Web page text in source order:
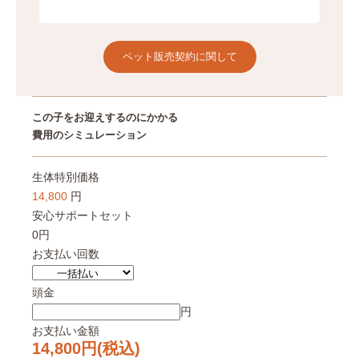
ペット販売契約に関して
この子をお迎えするのにかかる
費用のシミュレーション
生体特別価格
14,800 円
安心サポートセット
0円
お支払い回数
頭金
円
お支払い金額
14,800円(税込)